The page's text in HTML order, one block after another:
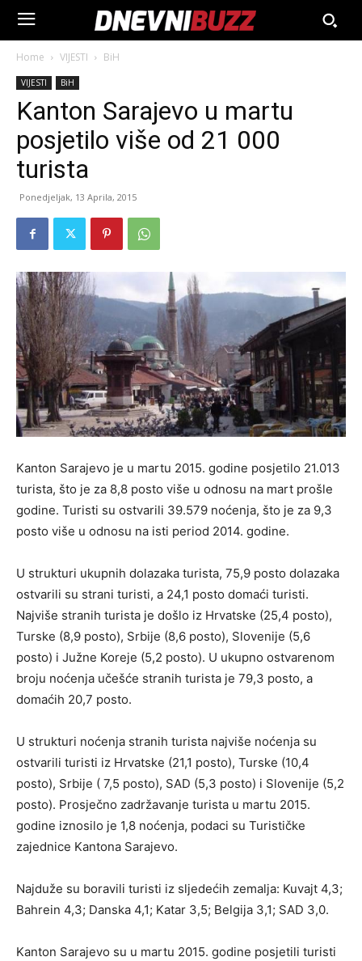
Home VIJESTI BiH
VIJESTI BiH
Kanton Sarajevo u martu
posjetilo više od 21 000
turista
Ponedjeljak, 13 Aprila, 2015
Kanton Sarajevo je u martu 2015. godine posjetilo 21.013
turista, što je za 8,8 posto više u odnosu na mart prošle
godine. Turisti su ostvarili 39.579 noćenja, što je za 9,3
posto više u odnosu na isti period 2014. godine.
U strukturi ukupnih dolazaka turista, 75,9 posto dolazaka
ostvarili su strani turisti, a 24,1 posto domaći turisti.
Najviše stranih turista je došlo iz Hrvatske (25,4 posto),
Turske (8,9 posto), Srbije (8,6 posto), Slovenije (5,6
posto) i Južne Koreje (5,2 posto). U ukupno ostvarenom
broju noćenja učešće stranih turista je 79,3 posto, a
domaćih 20,7 posto.
U strukturi noćenja stranih turista najviše noćenja su
ostvarili turisti iz Hrvatske (21,1 posto), Turske (10,4
posto), Srbije ( 7,5 posto), SAD (5,3 posto) i Slovenije (5,2
posto). Prosječno zadržavanje turista u martu 2015.
godine iznosilo je 1,8 noćenja, podaci su Turističke
zajednice Kantona Sarajevo.
Najduže su boravili turisti iz sljedećih zemalja: Kuvajt 4,3;
Bahrein 4,3; Danska 4,1; Katar 3,5; Belgija 3,1; SAD 3,0.
Kanton Sarajevo su u martu 2015. godine posjetili turisti